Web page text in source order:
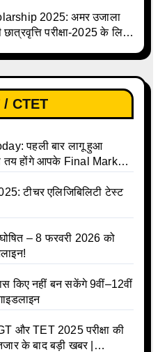
2025: अमर उजाला
परीक्षा-2025 के लिए
/ CTET
पहली बार लागू हुआ
होंगे आपके Final Marks
टीचर एलिजिबिलिटी टेस्ट
– 8 फरवरी 2026 को
किए नहीं बन सकेंगे 9वीं–12वीं
और TET 2025 परीक्षा की
के बाद बड़ी खबर |